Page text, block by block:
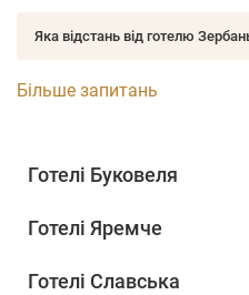
Яка відстань від готелю
Більше запитань
Готелі Буковеля
Готелі Яремче
Готелі Славська